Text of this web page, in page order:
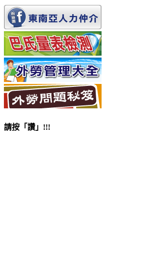
請按「讚」!!!